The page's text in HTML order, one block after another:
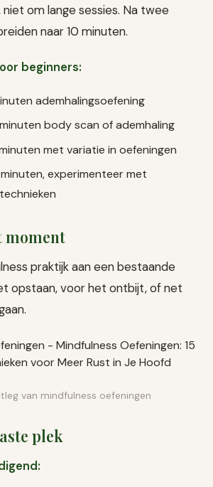
om lange sessies. Na twee
naar 10 minuten.
beginners:
ademhalingsoefening
body scan of ademhaling
met variatie in oefeningen
experimenteer met
moment
praktijk aan een bestaande
opstaan, voor het ontbijt, of net
van mindfulness oefeningen
plek